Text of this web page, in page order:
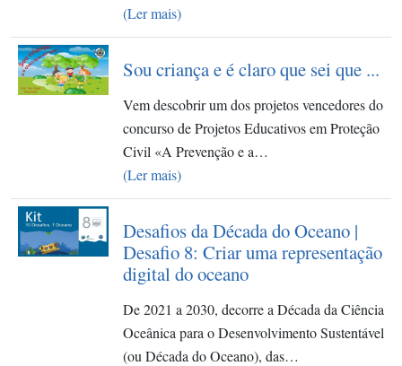
(Ler mais)
Sou criança e é claro que sei que ...
Vem descobrir um dos projetos vencedores do
concurso de Projetos Educativos em Proteção
Civil «A Prevenção e a…
(Ler mais)
Desafios da Década do Oceano |
Desafio 8: Criar uma representação
digital do oceano
De 2021 a 2030, decorre a Década da Ciência
Oceânica para o Desenvolvimento Sustentável
(ou Década do Oceano), das…